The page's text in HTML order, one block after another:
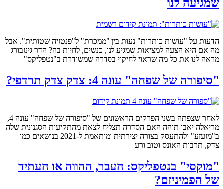
שמגיעה לנו
הדעות על "עושות כותרות" נעות בין "ממכרת" ל"פנטזיה שטותית". אבל
מה אם היא הצעה למציאות שמגיע לנו, כנשים, לחיות בה? הדר גינזבורג
מראה לנו את כל מה שראוי לחיקוי בסדרה שמשודרת ב"נטפליקס"
"סיפורה של שפחה" עונה 4: צדק צדק תרדפי?
לאחר שצפתה בשני הפרקים הראשונים של "סיפורה של שפחה" עונה 4,
מריאלה יאבו תוהה האם הסדרה תצליח לצאת מהתקיעות הסגנונית שלה
ב"מזעזע" ולהתעסק בצורה יצירתית ומותאמת ל-2021 בנושאים כמו
צדק, תרבות האונס וטוב ורע
"מוקסי" בנטפליקס: העבר, ההווה או העתיד
של הפמיניזם?